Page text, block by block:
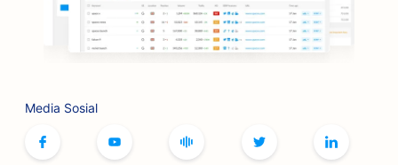
SEO untuk BBQ Joints
Media Sosial